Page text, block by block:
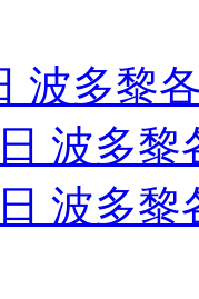
波多黎
波多
波多